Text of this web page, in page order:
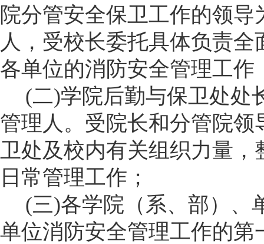
院分管安全保卫工作的领导
人，受校长委托具体负责
各单位的消防安全管理工作
(二)学院后勤与保卫处处
管理人。受院长和分管院领
卫处及校内有关组织力量
日常管理工作；
(三)各学院 （系、部） 、
单位消防安全管理工作的